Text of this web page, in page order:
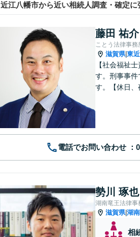
近江八幡市から近い相続人調査・確定に
藤田 祐介
ことう法律事務
滋賀県|東
【社会福祉
す。刑事事件
す。【休日、
電話でお問い合わせ
勢川 琢也
湖南竜王法律事
滋賀県|湖
相